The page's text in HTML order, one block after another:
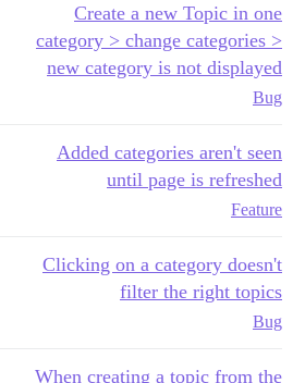
Create a new Topic in one
category > change categories >
new category is not displayed
Bug
Added categories aren't seen
until page is refreshed
Feature
Clicking on a category doesn't
filter the right topics
Bug
When creating a topic from the